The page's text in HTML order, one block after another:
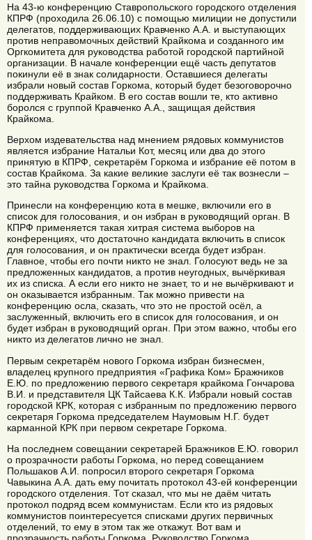
На 43-ю конференцию Ставропольского городского отделения
КПРФ (проходила 26.06.10) с помощью милиции не допустили
делегатов, поддерживающих Кравченко А.А. и выступающих
против неправомочных действий Крайкома и созданного им
Оргкомитета для руководства работой городской партийной
организации. В начале конференции ещё часть депутатов
покинули её в знак солидарности. Оставшиеся делегаты
избрали новый состав Горкома, который будет безоговорочно
поддерживать Крайком. В его состав вошли те, кто активно
боролся с группой Кравченко А.А., защищая действия
Крайкома.
Верхом издевательства над мнением рядовых коммунистов
является избрание Натальи Кот, месяц или два до этого
принятую в КПРФ, секретарём Горкома и избрание её потом в
состав Крайкома. За какие великие заслуги её так вознесли –
это тайна руководства Горкома и Крайкома.
Принесли на конференцию кота в мешке, включили его в
список для голосования, и он избран в руководящий орган. В
КПРФ применяется такая хитрая система выборов на
конференциях, что достаточно кандидата включить в список
для голосования, и он практически всегда будет избран.
Главное, чтобы его почти никто не знал. Голосуют ведь не за
предложенных кандидатов, а против неугодных, вычёркивая
их из списка. А если его никто не знает, то и не вычёркивают и
он оказывается избранным. Так можно привести на
конференцию осла, сказать, что это не простой осёл, а
заслуженный, включить его в список для голосования, и он
будет избран в руководящий орган. При этом важно, чтобы его
никто из делегатов лично не знал.
Первым секретарём нового Горкома избран бизнесмен,
владелец крупного предприятия «Графика Ком» Бражников
Е.Ю. по предложению первого секретаря крайкома Гончарова
В.И. и представителя ЦК Тайсаева К.К. Избрали новый состав
городской КРК, которая с избранным по предложению первого
секретаря Горкома председателем Наумовым Н.Г. будет
карманной КРК при первом секретаре Горкома.
На последнем совещании секретарей Бражников Е.Ю. говорил
о прозрачности работы Горкома, но перед совещанием
Польшаков А.И. попросил второго секретаря Горкома
Чавыкина А.А. дать ему почитать протокол 43-ей конференции
городского отделения. Тот сказал, что мы не даём читать
протокол подряд всем коммунистам. Если кто из рядовых
коммунистов поинтересуется списками других первичных
отделений, то ему в этом так же откажут. Вот вам и